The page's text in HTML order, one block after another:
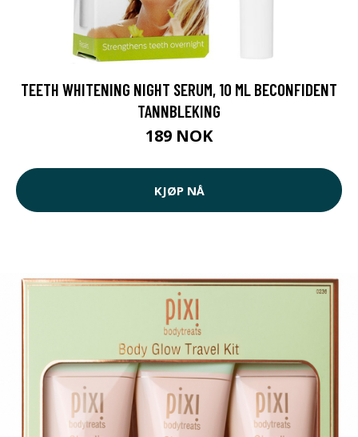
TEETH WHITENING NIGHT SERUM, 10 ML BECONFIDENT
TANNBLEKING
189 NOK
KJØP NÅ